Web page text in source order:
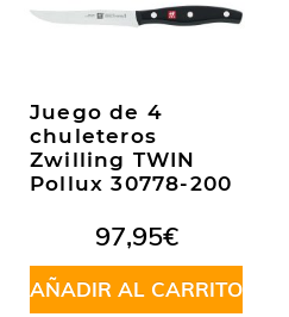
Juego de 4
chuleteros
Zwilling TWIN
Pollux 30778-200
97,95€
AÑADIR AL CARRITO